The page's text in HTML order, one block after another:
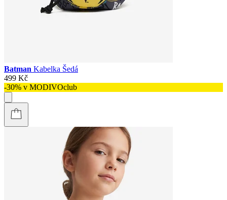
Batman Kabelka Šedá
499 Kč
-30% v MODIVOclub